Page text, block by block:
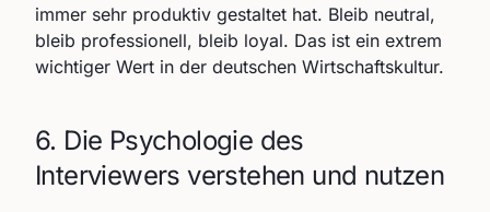
immer sehr produktiv gestaltet hat. Bleib neutral,
bleib professionell, bleib loyal. Das ist ein extrem
wichtiger Wert in der deutschen Wirtschaftskultur.
6. Die Psychologie des
Interviewers verstehen und nutzen